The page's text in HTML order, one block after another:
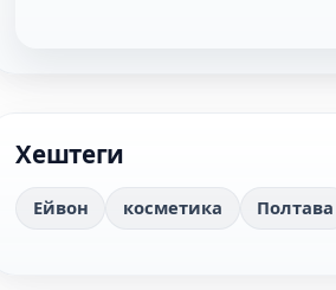
Хештеги
Ейвон косметика Полтава